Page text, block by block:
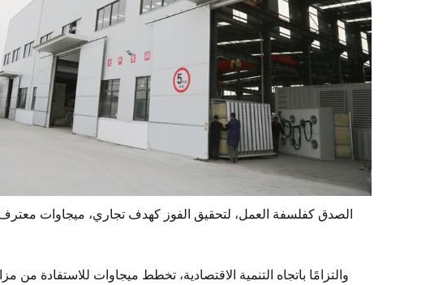
والتزامًا باتجاه التنمية الاقتصادية، تخطط ميجاوات